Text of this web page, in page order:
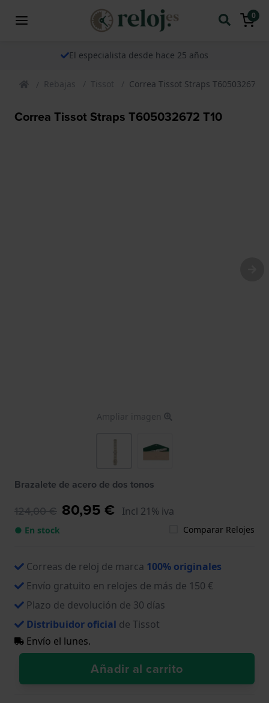
0
El especialista desde hace 25 años
Rebajas Tissot Correa Tissot Straps T605032672
Correa Tissot Straps T605032672 T10
Ampliar imagen
Brazalete de acero de dos tonos
124,00 € 80,95 € Incl 21% iva
● En stock Comparar Relojes
Correas de reloj de marca 100% originales
Envío gratuito en relojes de más de 150 €
Plazo de devolución de 30 días
Distribuidor oficial de Tissot
Envío el lunes.
Añadir al carrito